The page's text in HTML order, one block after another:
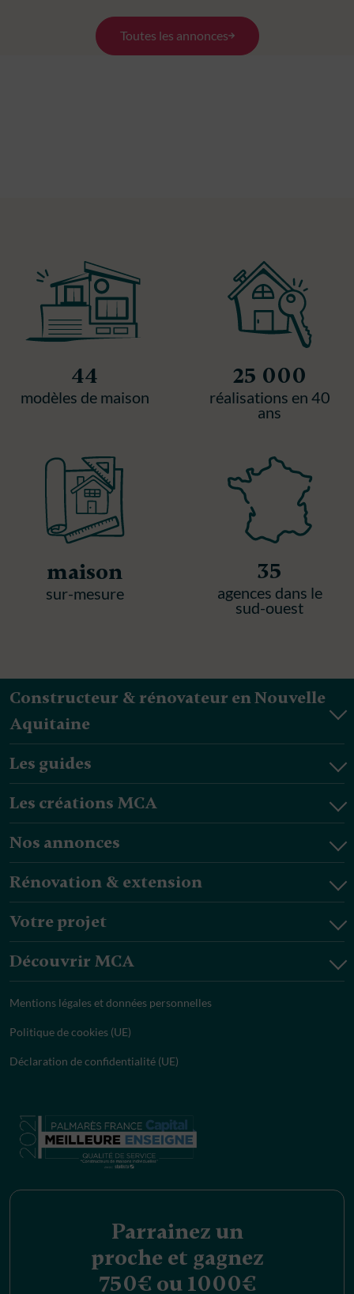
Toutes les annonces
44
modèles de maison
25 000
réalisations en 40
ans
maison
sur-mesure
35
agences dans le
sud-ouest
Constructeur & rénovateur en Nouvelle
Aquitaine
Les guides
Les créations MCA
Nos annonces
Rénovation & extension
Votre projet
Découvrir MCA
Mentions légales et données personnelles
Politique de cookies (UE)
Déclaration de confidentialité (UE)
Parrainez un
proche et gagnez
750€ ou 1000€